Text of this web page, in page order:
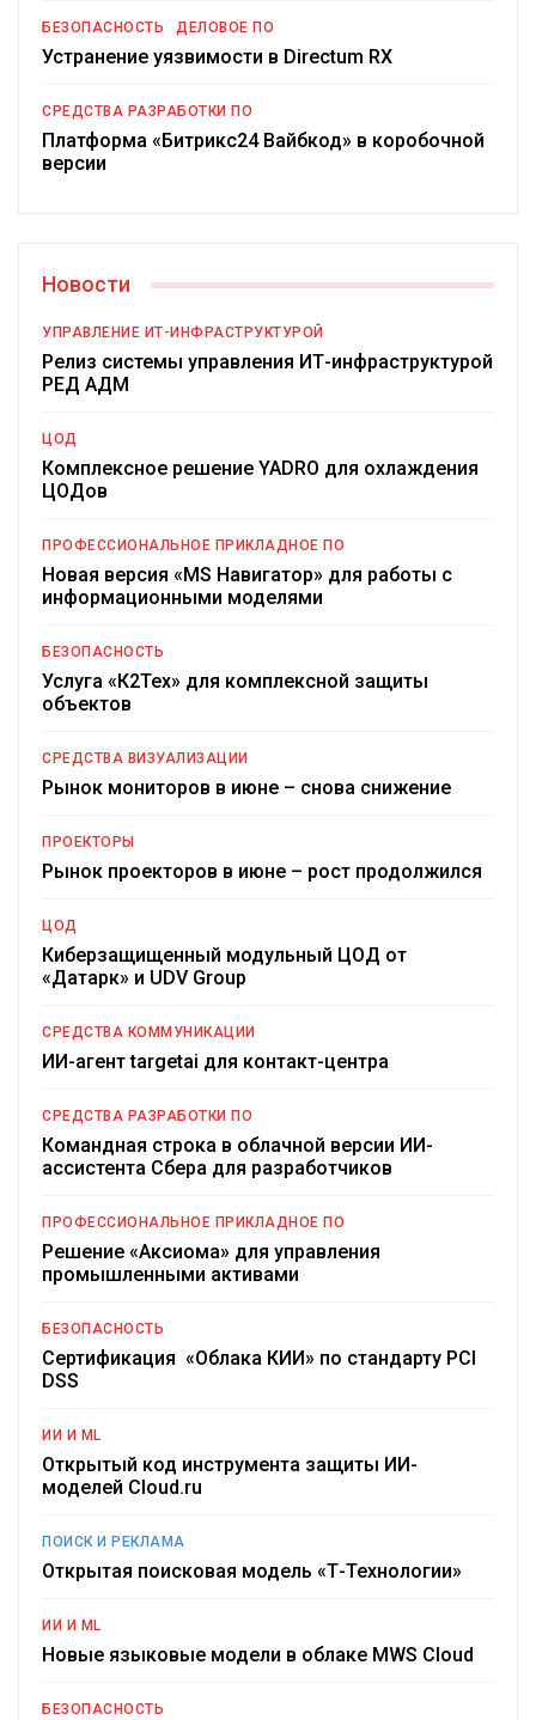
БЕЗОПАСНОСТЬ ДЕЛОВОЕ ПО
Устранение уязвимости в Directum RX
СРЕДСТВА РАЗРАБОТКИ ПО
Платформа «Битрикс24 Вайбкод» в коробочной
версии
Новости
УПРАВЛЕНИЕ ИТ-ИНФРАСТРУКТУРОЙ
Релиз системы управления ИТ-инфраструктурой
РЕД АДМ
ЦОД
Комплексное решение YADRO для охлаждения
ЦОДов
ПРОФЕССИОНАЛЬНОЕ ПРИКЛАДНОЕ ПО
Новая версия «MS Навигатор» для работы с
информационными моделями
БЕЗОПАСНОСТЬ
Услуга «К2Тех» для комплексной защиты
объектов
СРЕДСТВА ВИЗУАЛИЗАЦИИ
Рынок мониторов в июне – снова снижение
ПРОЕКТОРЫ
Рынок проекторов в июне – рост продолжился
ЦОД
Киберзащищенный модульный ЦОД от
«Датарк» и UDV Group
СРЕДСТВА КОММУНИКАЦИИ
ИИ-агент targetai для контакт-центра
СРЕДСТВА РАЗРАБОТКИ ПО
Командная строка в облачной версии ИИ-
ассистента Сбера для разработчиков
ПРОФЕССИОНАЛЬНОЕ ПРИКЛАДНОЕ ПО
Решение «Аксиома» для управления
промышленными активами
БЕЗОПАСНОСТЬ
Сертификация «Облака КИИ» по стандарту PCI
DSS
ИИ И ML
Открытый код инструмента защиты ИИ-
моделей Cloud.ru
ПОИСК И РЕКЛАМА
Открытая поисковая модель «Т-Технологии»
ИИ И ML
Новые языковые модели в облаке MWS Cloud
БЕЗОПАСНОСТЬ